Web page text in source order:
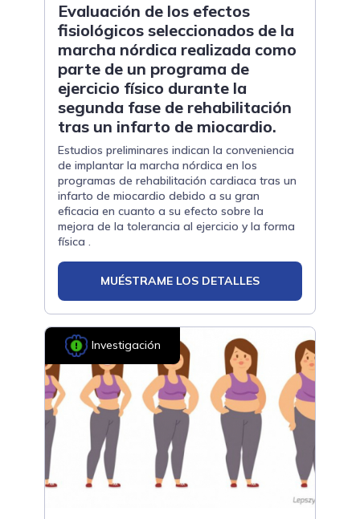
Evaluación de los efectos
fisiológicos seleccionados de la
marcha nórdica realizada como
parte de un programa de
ejercicio físico durante la
segunda fase de rehabilitación
tras un infarto de miocardio.
Estudios preliminares indican la conveniencia
de implantar la marcha nórdica en los
programas de rehabilitación cardiaca tras un
infarto de miocardio debido a su gran
eficacia en cuanto a su efecto sobre la
mejora de la tolerancia al ejercicio y la forma
física .
MUÉSTRAME LOS DETALLES
Investigación